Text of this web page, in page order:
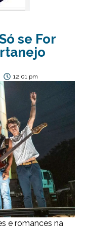
se For
12:01 pm
e romances na